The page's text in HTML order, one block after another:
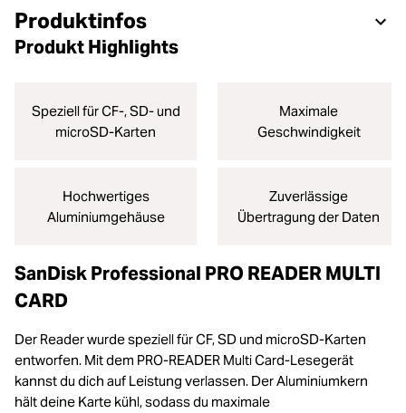
Produktinfos
Produkt Highlights
Speziell für CF-, SD- und
microSD-Karten
Maximale
Geschwindigkeit
Hochwertiges
Aluminiumgehäuse
Zuverlässige
Übertragung der Daten
SanDisk Professional PRO READER MULTI
CARD
Der Reader wurde speziell für CF, SD und microSD-Karten
entworfen. Mit dem PRO-READER Multi Card-Lesegerät
kannst du dich auf Leistung verlassen. Der Aluminiumkern
hält deine Karte kühl, sodass du maximale